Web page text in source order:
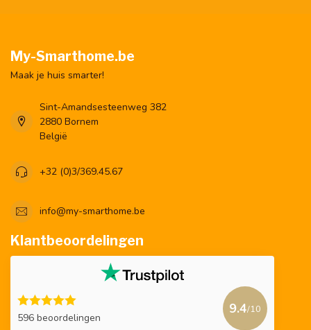
My-Smarthome.be
Maak je huis smarter!
Sint-Amandsesteenweg 382
2880 Bornem
België
+32 (0)3/369.45.67
info@my-smarthome.be
Klantbeoordelingen
596 beoordelingen
9.4/10